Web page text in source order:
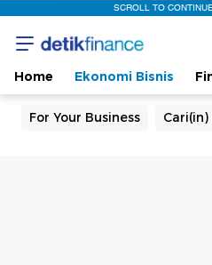
SCROLL TO
Home Ekonomi Bisnis
For Your Business